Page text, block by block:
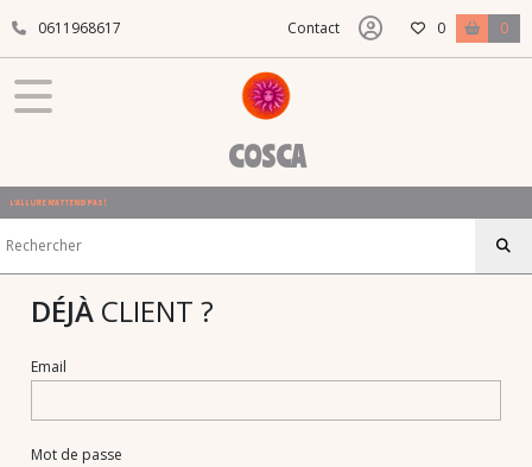
0611968617 Contact 0 0
COSCA
L'ALLURE N'ATTEND PAS !
DÉJÀ CLIENT ?
Email
Mot de passe